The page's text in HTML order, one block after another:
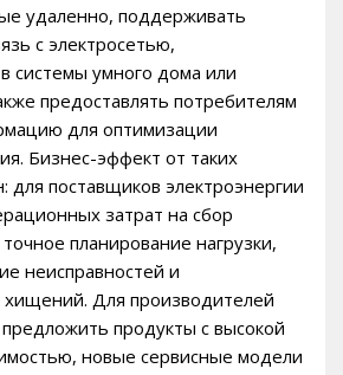
удаленно, поддерживать
с электросетью,
системы умного дома или
предоставлять потребителям
для оптимизации
Бизнес-эффект от таких
поставщиков электроэнергии
затрат на сбор
планирование нагрузки,
неисправностей и
Для производителей
продукты с высокой
новые сервисные модели